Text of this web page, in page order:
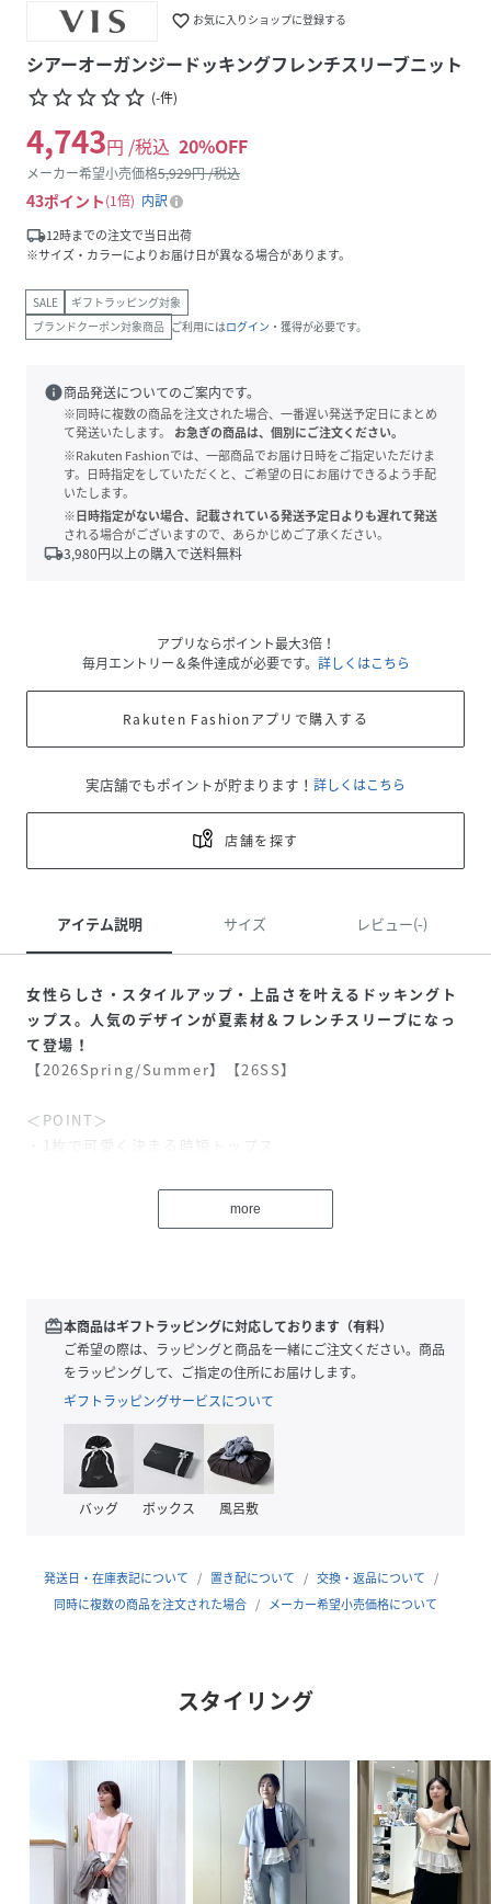
favorite_border お気に入りショップに登録する
シアーオーガンジードッキングフレンチスリーブニット
star_borderstar_borderstar_borderstar_borderstar_border (-件)
4,743円 /税込 20%OFF
メーカー希望小売価格5,929円 /税込
43ポイント 1倍
内訳
local_shipping12時までの注文で当日出荷
※サイズ・カラーによりお届け日が異なる場合があります。
SALE
ギフトラッピング対象
ブランドクーポン対象商品 ご利用にはログイン ・獲得が必要です。
info商品発送についてのご案内です。
※同時に複数の商品を注文された場合、一番遅い発送予定日にまとめ
て発送いたします。
お急ぎの商品は、個別にご注文ください。
※Rakuten Fashionでは、一部商品でお届け日時をご指定いただけま
す。日時指定をしていただくと、ご希望の日にお届けできるよう手配
いたします。
※日時指定がない場合、記載されている発送予定日よりも遅れて発送
される場合がございますので、あらかじめご了承ください。
local_shipping3,980円以上の購入で送料無料
アプリならポイント最大3倍！
毎月エントリー＆条件達成が必要です。 詳しくはこちら
Rakuten Fashionアプリで購入する
実店舗でもポイントが貯まります！ 詳しくはこちら
店舗を探す
アイテム説明 サイズ レビュー(-)
女性らしさ・スタイルアップ・上品さを叶えるドッキングト
ップス。人気のデザインが夏素材＆フレンチスリーブになっ
て登場！
【2026Spring/Summer】【26SS】
＜POINT＞
・1枚で可愛く決まる時短トップス
・気になる腰回りをペプラムが上品にカバーしスタイルアッ
【デザイン・シルエット】
裾の前サイドにスリットが入ったシンプルなニットに、タン
ク型のペプラムシルエットがインナーについたドッキングト
ップス！
インナーは肩でドッキング仕様。簡単にレイヤードスタイル
が楽しめて、フレンチスリーブなのできちんと感も兼ね備え
ています。
インナー：（タンク部分）カットソー
裾部分：シアーオーガンジー仕様
ーガンジー部分はすべてオフホワイトになります。
1枚でパッとレイヤードができるデザイン。丈感が長すぎな
いのでワイドパンツやヒップ回りすっきりしたスカートとも
相性が良いです。
-----------------------------
裏地：なし
more
redeem本商品はギフトラッピングに対応しております（有料）
ご希望の際は、ラッピングと商品を一緒にご注文ください。商品
をラッピングして、ご指定の住所にお届けします。
ギフトラッピングサービスについて
バッグ ボックス 風呂敷
発送日・在庫表記について 置き配について
交換・返品について
同時に複数の商品を注文された場合
メーカー希望小売価格について
スタイリング